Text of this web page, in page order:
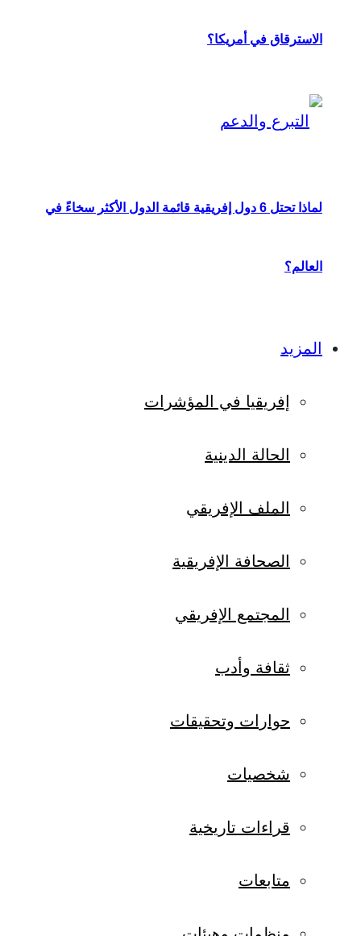
الاسترقاق في أمريكا؟
لماذا تحتل 6 دول إفريقية قائمة الدول الأكثر سخاءً في
العالم؟
المزيد
إفريقيا في المؤشرات
الحالة الدينية
الملف الإفريقي
الصحافة الإفريقية
المجتمع الإفريقي
ثقافة وأدب
حوارات وتحقيقات
شخصيات
قراءات تاريخية
متابعات